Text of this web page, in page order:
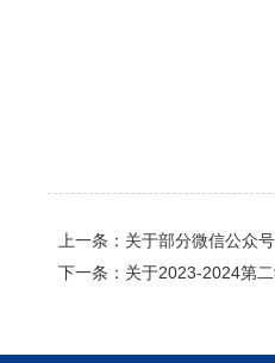
上一条：关于部分微信公众
下一条：关于2023-2024第